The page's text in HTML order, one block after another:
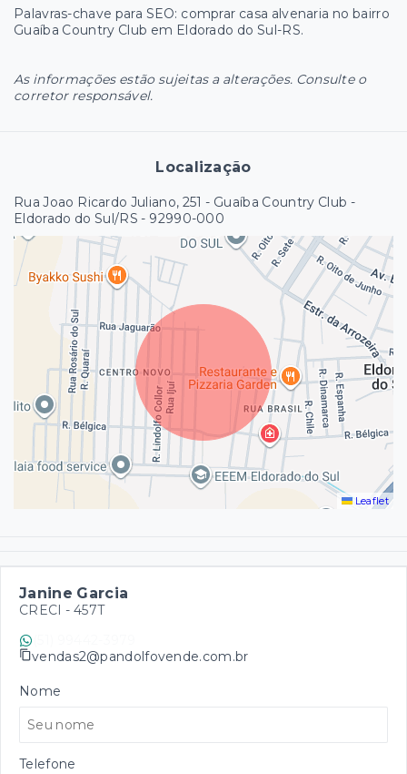
Palavras-chave para SEO: comprar casa alvenaria no bairro
Guaíba Country Club em Eldorado do Sul-RS.
As informações estão sujeitas a alterações. Consulte o
corretor responsável.
Localização
Rua Joao Ricardo Juliano, 251 - Guaíba Country Club -
Eldorado do Sul/RS - 92990-000
Leaflet
Janine Garcia
CRECI - 457T
vendas2@pandolfovende.com.br
Nome
Telefone